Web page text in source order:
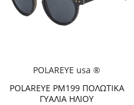
POLAREYE usa ®
POLAREYE PM199 ΠΟΛΩΤΙΚΑ
ΓΥΑΛΙΑ ΗΛΙΟΥ